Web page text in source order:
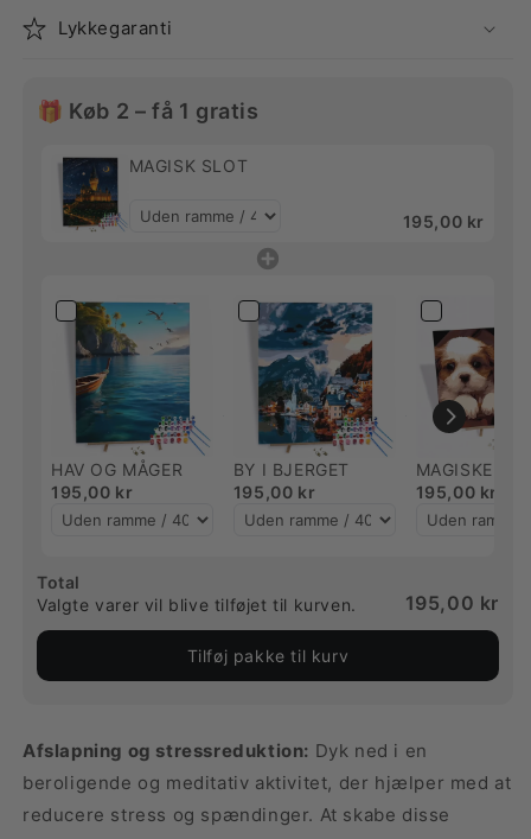
Lykkegaranti
🎁 Køb 2 – få 1 gratis
MAGISK SLOT
195,00 kr
HAV OG MÅGER
195,00 kr
BY I BJERGET
195,00 kr
MAGISKE
195,00 kr
Total
Valgte varer vil blive tilføjet til kurven.
195,00 kr
Tilføj pakke til kurv
Afslapning og stressreduktion: Dyk ned i en
beroligende og meditativ aktivitet, der hjælper med at
reducere stress og spændinger. At skabe disse